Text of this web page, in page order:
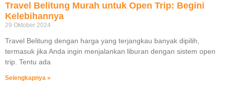
Travel Belitung Murah untuk Open Trip: Begini
Kelebihannya
29 Oktober 2024
Travel Belitung dengan harga yang terjangkau banyak dipilih,
termasuk jika Anda ingin menjalankan liburan dengan sistem open
trip. Tentu ada
Selengkapnya »